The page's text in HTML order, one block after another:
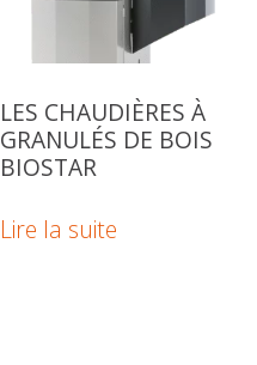
LES CHAUDIÈRES À
GRANULÉS DE BOIS
BIOSTAR
Lire la suite